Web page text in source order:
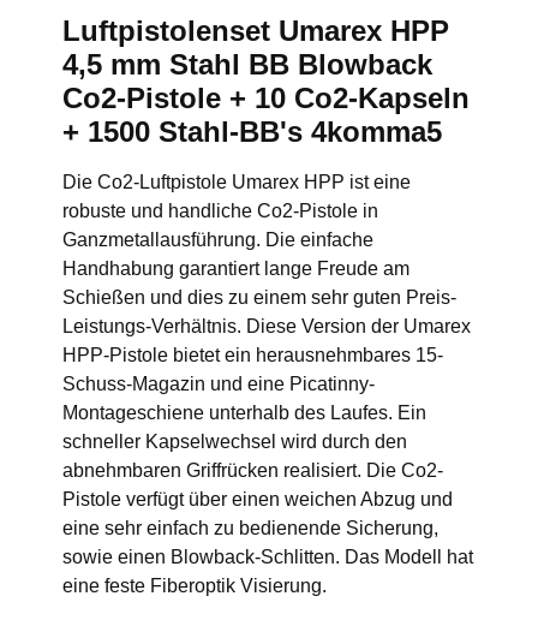
Luftpistolenset Umarex HPP
4,5 mm Stahl BB Blowback
Co2-Pistole + 10 Co2-Kapseln
+ 1500 Stahl-BB's 4komma5
Die Co2-Luftpistole Umarex HPP ist eine
robuste und handliche Co2-Pistole in
Ganzmetallausführung. Die einfache
Handhabung garantiert lange Freude am
Schießen und dies zu einem sehr guten Preis-
Leistungs-Verhältnis. Diese Version der Umarex
HPP-Pistole bietet ein herausnehmbares 15-
Schuss-Magazin und eine Picatinny-
Montageschiene unterhalb des Laufes. Ein
schneller Kapselwechsel wird durch den
abnehmbaren Griffrücken realisiert. Die Co2-
Pistole verfügt über einen weichen Abzug und
eine sehr einfach zu bedienende Sicherung,
sowie einen Blowback-Schlitten. Das Modell hat
eine feste Fiberoptik Visierung.